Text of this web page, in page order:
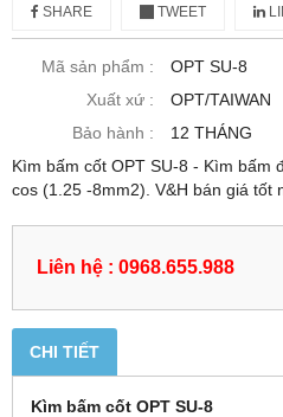
SHARE TWEET
Mã sản phẩm :
OPT SU-8
Xuất xứ :
OPT/TAIWAN
Bảo hành :
12 THÁNG
Kìm bấm cốt OPT SU-8 - Kìm bấm
cos (1.25 -8mm2). V&H bán giá tốt
Liên hệ : 0968.655.988
CHI TIẾT
Kìm bấm cốt OPT SU-8